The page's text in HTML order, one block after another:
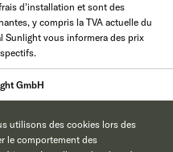
d'installation et sont des
y compris la TVA actuelle du
Sunlight vous informera des prix
GmbH
utilisons des cookies lors des
le comportement des